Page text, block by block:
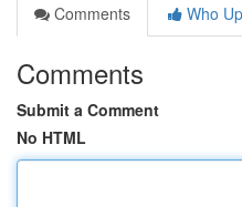
Comments
Who
Comments
Submit a Comment
No HTML